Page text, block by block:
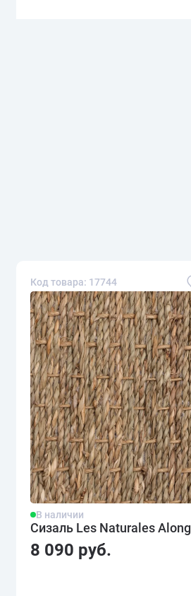
Код товара: 17744
В наличии
Сизаль Les Naturales Along
8 090 руб.